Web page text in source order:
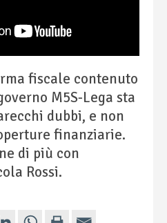
fiscale contenuto
M5S-Lega sta
dubbi, e non
finanziarie.
di più con
Rossi.